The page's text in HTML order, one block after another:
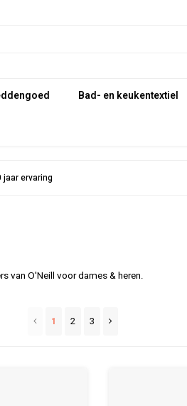
Bad- en keukentextiel
jaar ervaring
van O'Neill voor dames & heren.
1 2 3